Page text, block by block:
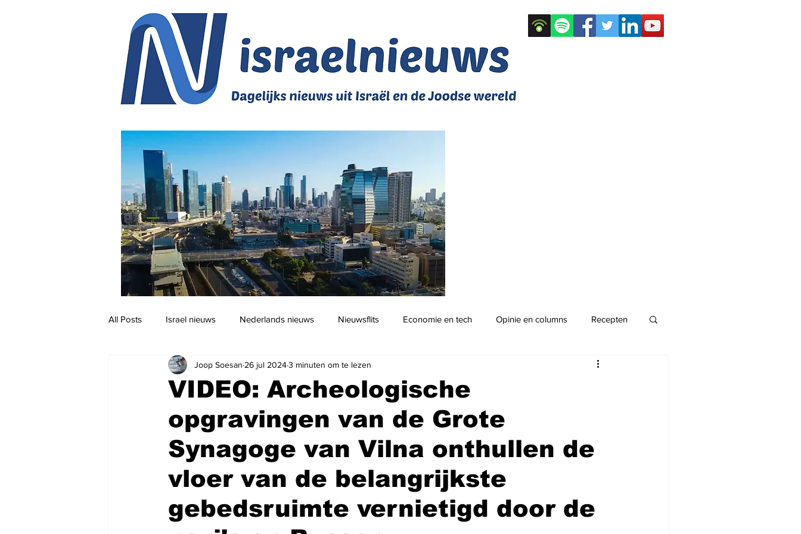
All Posts Israel nieuws Nederlands nieuws Nieuwsflits Economie en tech Opinie en columns Recepten
Jodendom en cultuur Podcast
VIDEO: Archeologische
opgravingen van de Grote
Synagoge van Vilna onthullen de
vloer van de belangrijkste
gebedsruimte vernietigd door de
Joop Soesan 26 jul 20243 minuten om te lezen